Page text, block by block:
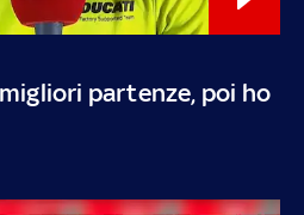
partenze, poi ho